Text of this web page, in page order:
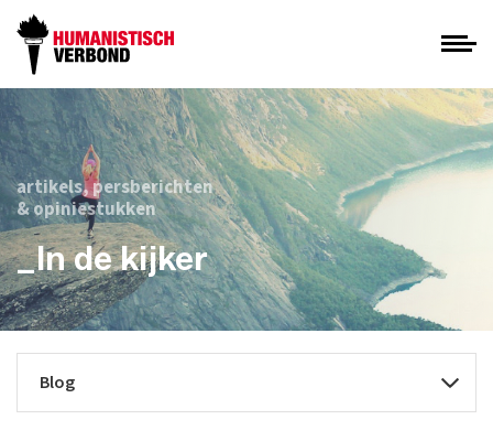
artikels, persberichten
& opiniestukken
_In de kijker